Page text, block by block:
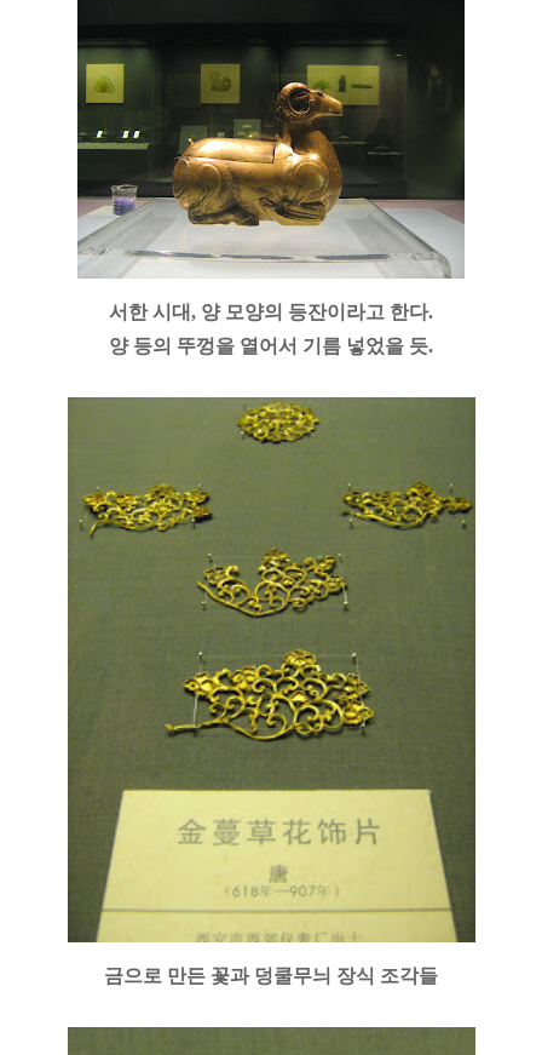
서한 시대, 양 모양의 등잔이라고 한다.
양 등의 뚜껑을 열어서 기름 넣었을 듯.
금으로 만든 꽃과 덩쿨무늬 장식 조각들